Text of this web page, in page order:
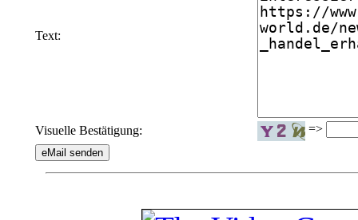
Text:
Visuelle Bestätigung: =>